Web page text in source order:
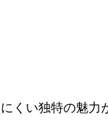
くい独特の魅力